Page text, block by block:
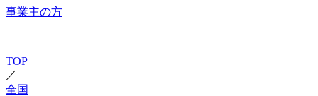
事業主の方
TOP
／
全国